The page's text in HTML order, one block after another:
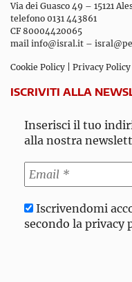
Via dei Guasco 49 – 15121
telefono 0131 443861
CF 80004420065
mail info@isral.it –
Cookie Policy Privacy Policy
ISCRIVITI ALLA
Inserisci il tuo
alla nostra
Iscrivendomi
secondo la privacy